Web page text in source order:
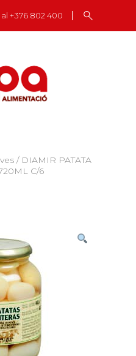
+376 802 400
/ DIAMIR PATATA
C/6